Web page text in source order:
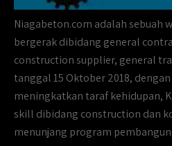
Niagabeton.com adalah sebuah
bergerak dibidang general
construction supplier, general
tanggal 15 Oktober 2018,
meningkatkan taraf kehidupan,
skill dibidang construction dan
menunjang program